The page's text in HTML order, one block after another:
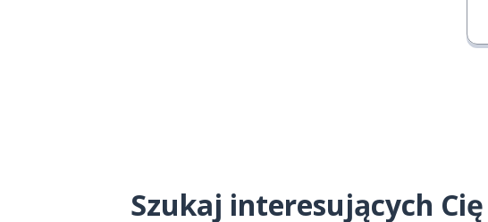
Szukaj interesujących